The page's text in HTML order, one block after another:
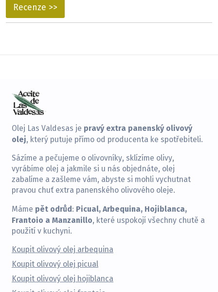
Recenze >>
Olej Las Valdesas je pravý extra panenský olivový
olej, který putuje přímo od producenta ke spotřebiteli.
Sázíme a pečujeme o olivovníky, sklízíme olivy,
vyrábíme olej a jakmile si u nás objednáte, olej
zabalíme a zašleme vám, abyste si mohli vychutnat
pravou chuť extra panenského olivového oleje.
Máme pět odrůd: Picual, Arbequina, Hojiblanca,
Frantoio a Manzanillo, které uspokojí všechny chutě a
použití v kuchyni.
Koupit olivový olej arbequina
Koupit olivový olej picual
Koupit olivový olej hojiblanca